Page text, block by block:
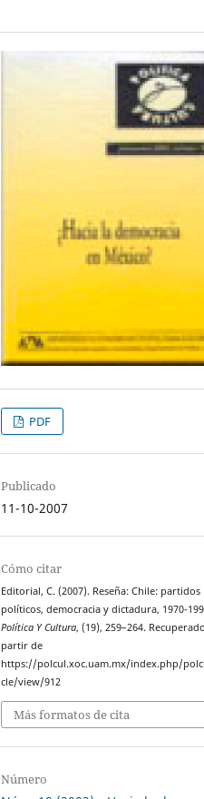
PDF
Publicado
11-10-2007
Cómo citar
Editorial, C. (2007). Reseña: Chile: partidos
políticos, democracia y dictadura, 1970-
Política Y Cultura, (19), 259–264.
partir de
https://polcul.xoc.uam.mx/index.php/
cle/view/912
Más formatos de cita
Número